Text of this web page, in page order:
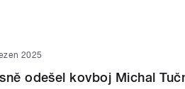
2025
odešel kovboj Michal